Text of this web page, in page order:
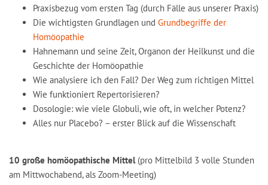
Praxisbezug vom ersten Tag (durch Fälle aus unserer Praxis)
Die wichtigsten Grundlagen und Grundbegriffe der
Homöopathie
Hahnemann und seine Zeit, Organon der Heilkunst und die
Geschichte der Homöopathie
Wie analysiere ich den Fall? Der Weg zum richtigen Mittel
Wie funktioniert Repertorisieren?
Dosologie: wie viele Globuli, wie oft, in welcher Potenz?
Alles nur Placebo? – erster Blick auf die Wissenschaft
10 große homöopathische Mittel(pro Mittelbild 3 volle Stunden
am Mittwochabend, als Zoom-Meeting)